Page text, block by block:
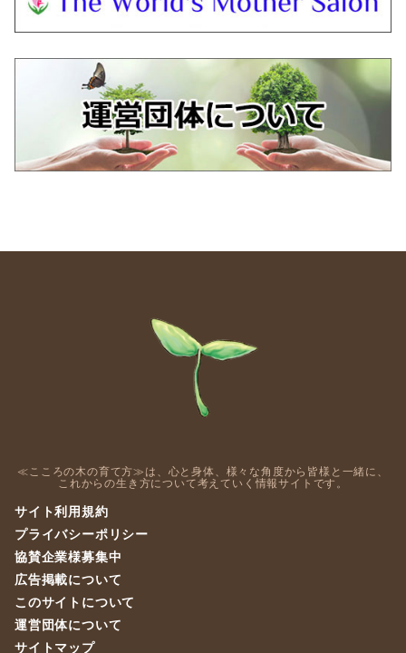
≪こころの木の育て方≫は、心と身体、様々な角度から皆様と一緒に、
これからの生き方について考えていく情報サイトです。
サイト利用規約
プライバシーポリシー
協賛企業様募集中
広告掲載について
このサイトについて
運営団体について
サイトマップ